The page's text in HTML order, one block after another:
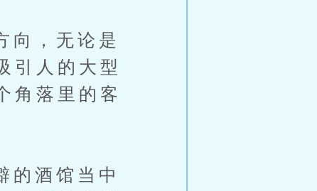
，无论是
引人的大型
角落里的客
酒馆当中